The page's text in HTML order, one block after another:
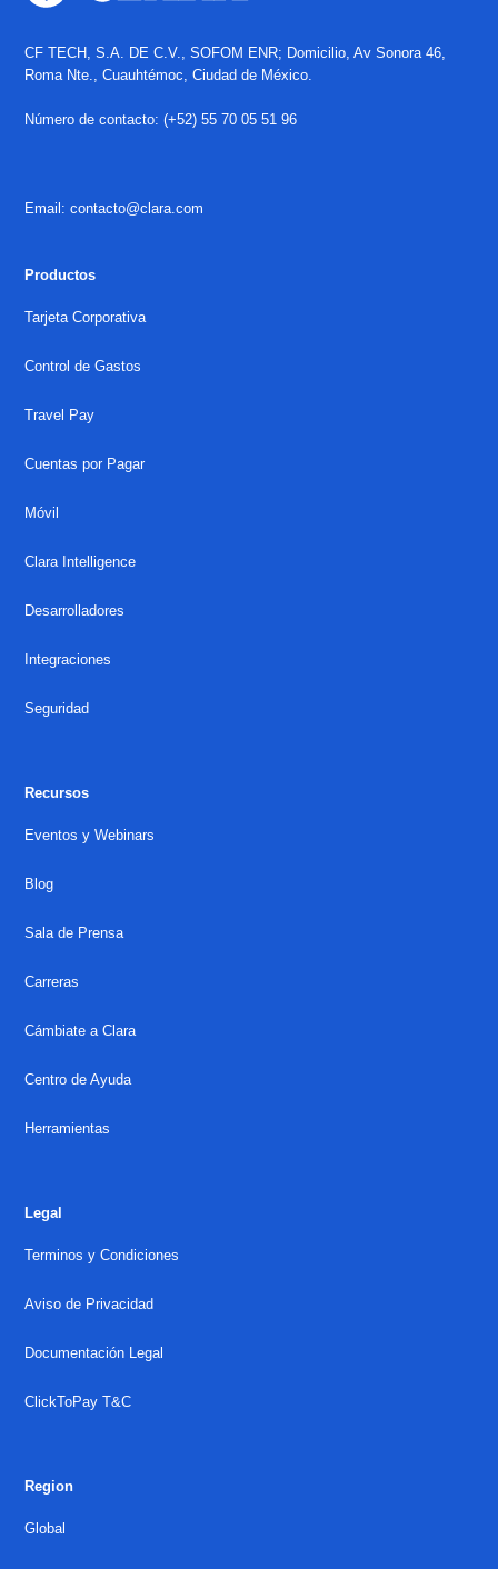
CF TECH, S.A. DE C.V., SOFOM ENR; Domicilio, Av Sonora 46,
Roma Nte., Cuauhtémoc, Ciudad de México.
Número de contacto: (+52) 55 70 05 51 96
Email: contacto@clara.com
Productos
Tarjeta Corporativa
Control de Gastos
Travel Pay
Cuentas por Pagar
Móvil
Clara Intelligence
Desarrolladores
Integraciones
Seguridad
Recursos
Eventos y Webinars
Blog
Sala de Prensa
Carreras
Cámbiate a Clara
Centro de Ayuda
Herramientas
Legal
Terminos y Condiciones
Aviso de Privacidad
Documentación Legal
ClickToPay T&C
Region
Global